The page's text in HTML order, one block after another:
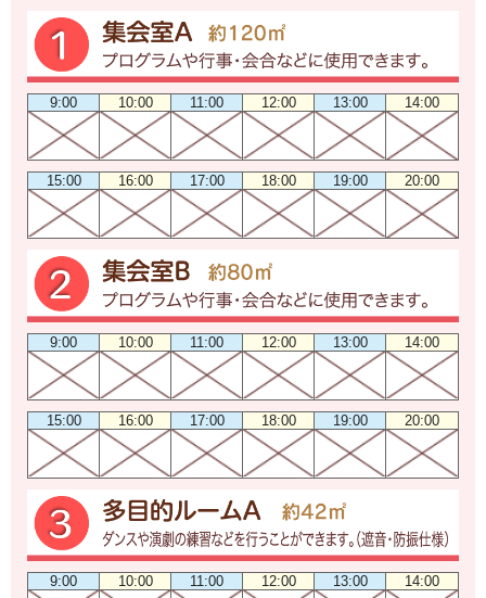
9:00 10:00 11:00 12:00 13:00 14:00
15:00 16:00 17:00 18:00 19:00 20:00
9:00 10:00 11:00 12:00 13:00 14:00
15:00 16:00 17:00 18:00 19:00 20:00
9:00 10:00 11:00 12:00 13:00 14:00